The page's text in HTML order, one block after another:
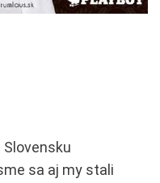
sa aj my stali